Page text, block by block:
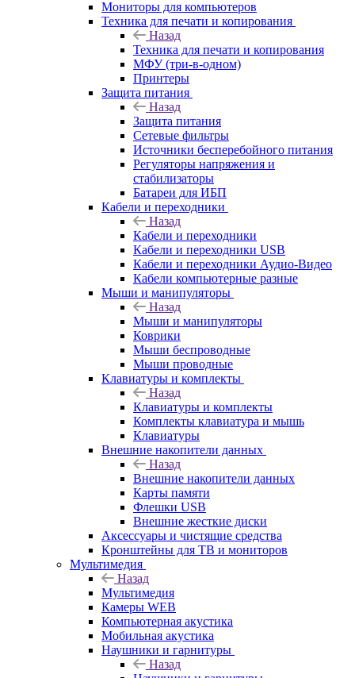
Мониторы для компьютеров
Техника для печати и копирования
Назад
Техника для печати и копирования
МФУ (три-в-одном)
Принтеры
Защита питания
Назад
Защита питания
Сетевые фильтры
Источники бесперебойного питания
Регуляторы напряжения и
стабилизаторы
Батареи для ИБП
Кабели и переходники
Назад
Кабели и переходники
Кабели и переходники USB
Кабели и переходники Аудио-Видео
Кабели компьютерные разные
Мыши и манипуляторы
Назад
Мыши и манипуляторы
Коврики
Мыши беспроводные
Мыши проводные
Клавиатуры и комплекты
Назад
Клавиатуры и комплекты
Комплекты клавиатура и мышь
Клавиатуры
Внешние накопители данных
Назад
Внешние накопители данных
Карты памяти
Флешки USB
Внешние жесткие диски
Аксессуары и чистящие средства
Кронштейны для ТВ и мониторов
Мультимедия
Назад
Мультимедия
Камеры WEB
Компьютерная акустика
Мобильная акустика
Наушники и гарнитуры
Назад